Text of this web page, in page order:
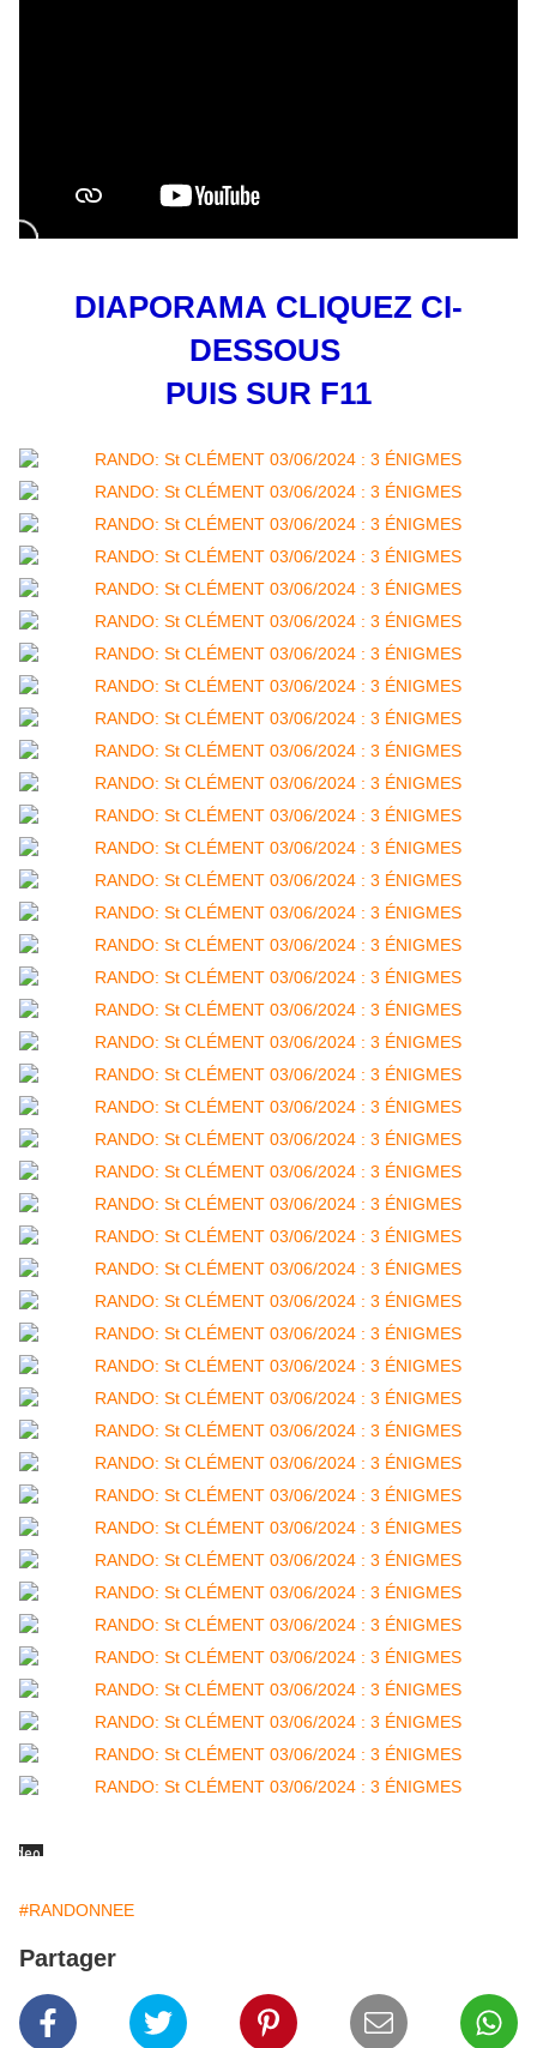
DIAPORAMA CLIQUEZ CI-
DESSOUS
PUIS SUR F11
#RANDONNEE
Partager